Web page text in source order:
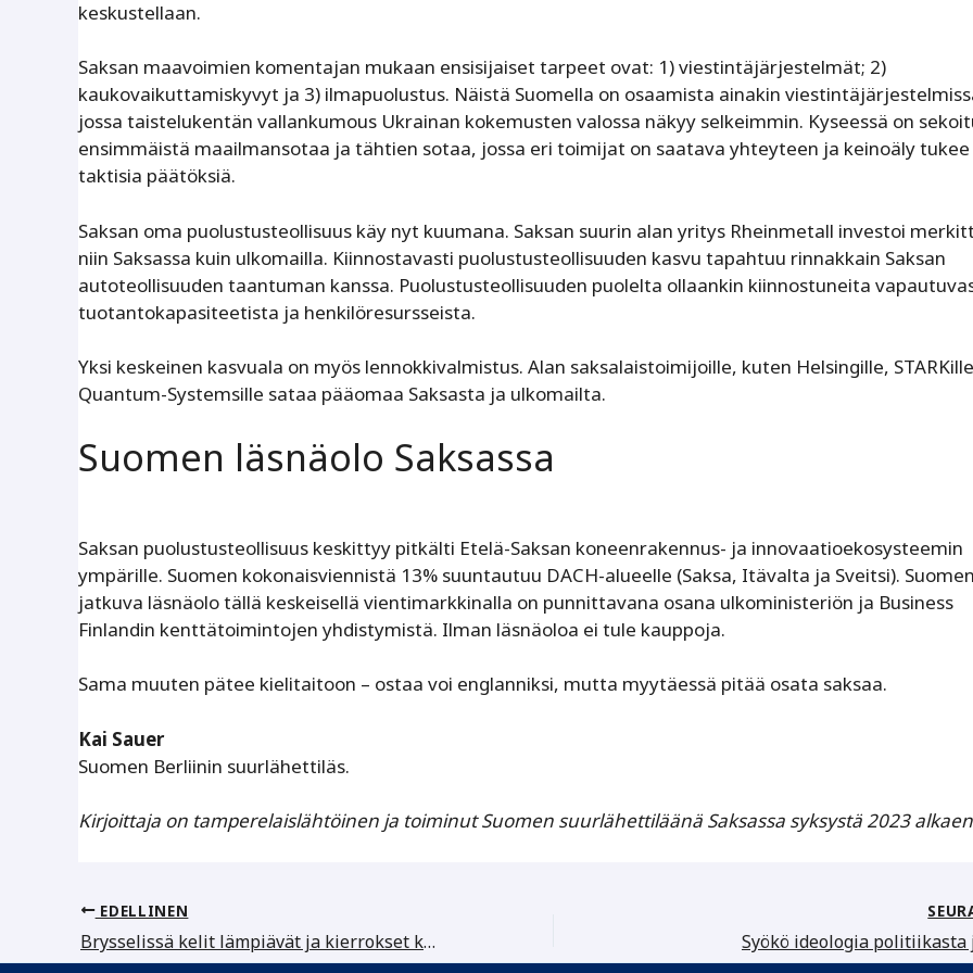
keskustellaan.
Saksan maavoimien komentajan mukaan ensisijaiset tarpeet ovat: 1) viestintäjärjestelmät; 2)
kaukovaikuttamiskyvyt ja 3) ilmapuolustus. Näistä Suomella on osaamista ainakin
jossa taistelukentän vallankumous Ukrainan kokemusten valossa näkyy selkeimmin. Kyseessä on
ensimmäistä maailmansotaa ja tähtien sotaa, jossa eri toimijat on saatava yhteyteen ja keinoäly tukee
taktisia päätöksiä.
Saksan oma puolustusteollisuus käy nyt kuumana. Saksan suurin alan yritys Rheinmetall investoi
niin Saksassa kuin ulkomailla. Kiinnostavasti puolustusteollisuuden kasvu tapahtuu rinnakkain Saksan
autoteollisuuden taantuman kanssa. Puolustusteollisuuden puolelta ollaankin kiinnostuneita
tuotantokapasiteetista ja henkilöresursseista.
Yksi keskeinen kasvuala on myös lennokkivalmistus. Alan saksalaistoimijoille, kuten Helsingille,
Quantum-Systemsille sataa pääomaa Saksasta ja ulkomailta.
Suomen läsnäolo Saksassa
Saksan puolustusteollisuus keskittyy pitkälti Etelä-Saksan koneenrakennus- ja innovaatioekosysteemin
ympärille. Suomen kokonaisviennistä 13% suuntautuu DACH-alueelle (Saksa, Itävalta ja Sveitsi). Suomen
jatkuva läsnäolo tällä keskeisellä vientimarkkinalla on punnittavana osana ulkoministeriön ja Business
Finlandin kenttätoimintojen yhdistymistä. Ilman läsnäoloa ei tule kauppoja.
Sama muuten pätee kielitaitoon – ostaa voi englanniksi, mutta myytäessä pitää osata saksaa.
Kai Sauer
Suomen Berliinin suurlähettiläs.
Kirjoittaja on tamperelaislähtöinen ja toiminut Suomen suurlähettiläänä Saksassa syksystä 2023
EDELLINEN
Brysselissä kelit lämpiävät ja kierrokset kasvavat Syökö ideologia politiikasta